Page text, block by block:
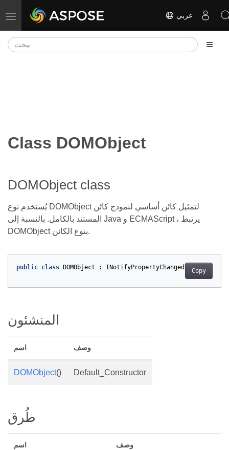
تبديل التنقل عربي
Class DOMObject
DOMObject class
يُستخدم نوع DOMObject لتمثيل كائن أساسي لنموذج كائن
المستند بالكامل. بالنسبة إلى Java و ECMAScript ، يرتبط
DOMObject بنوع الكائن.
Copy
public class DOMObject : INotifyPropertyChanged
المنشئون
اسم وصف
DOMObject() Default_Constructor
طُرق
اسم وصف